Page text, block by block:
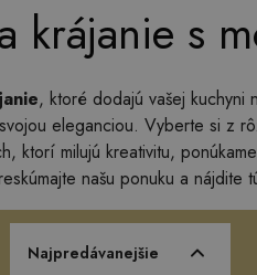
krájanie s
, ktoré dodajú vašej kuchyni
eleganciou. Vyberte si z
ktorí milujú kreativitu,
našu ponuku a nájdite
Najpredávanejšie